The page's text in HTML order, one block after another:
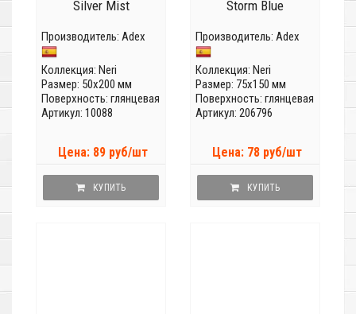
Silver Mist
Производитель: Adex
Коллекция: Neri
Размер: 50x200 мм
Поверхность: глянцевая
Артикул: 10088
Цена: 89 руб/шт
КУПИТЬ
Storm Blue
Производитель: Adex
Коллекция: Neri
Размер: 75x150 мм
Поверхность: глянцевая
Артикул: 206796
Цена: 78 руб/шт
КУПИТЬ